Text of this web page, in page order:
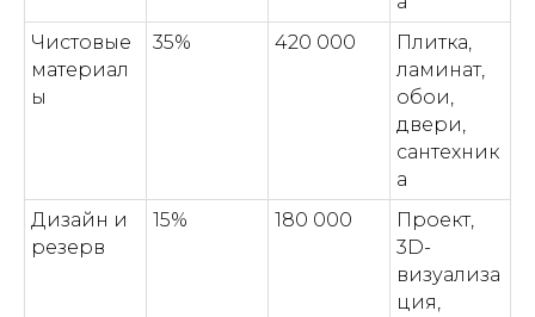
Чистовые
материал
ы
35% 420 000
Плитка,
ламинат,
обои,
двери,
сантехник
а
Дизайн и
резерв
15% 180 000
Проект,
3D-
визуализа
ция,